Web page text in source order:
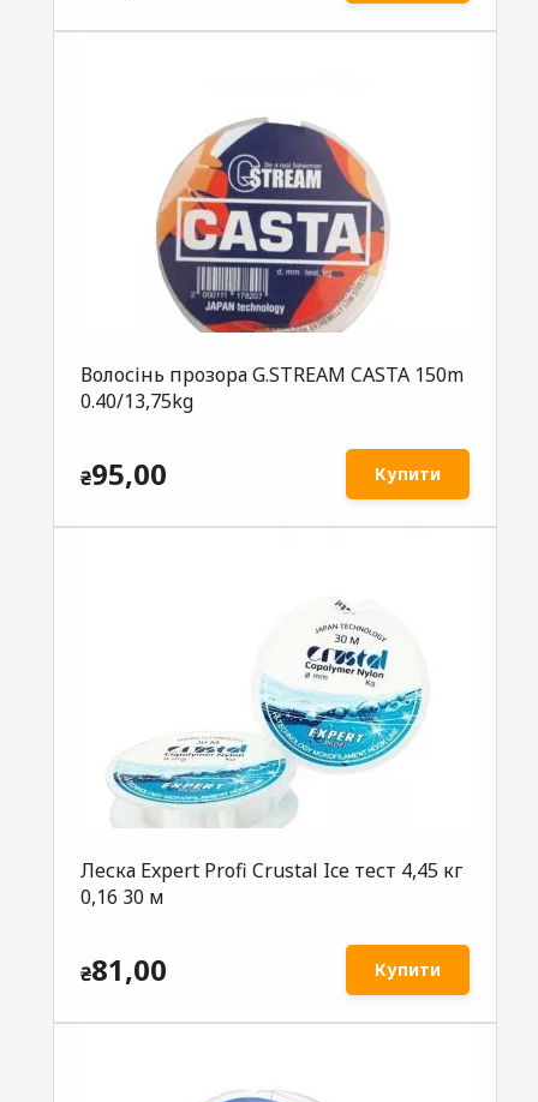
Волосінь прозора G.STREAM CASTA 150m
0.40/13,75kg
₴95,00 Купити
Леска Expеrt Profi Crustal Ice тест 4,45 кг
0,16 30 м
₴81,00 Купити